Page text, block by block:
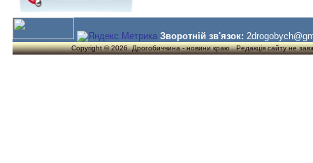
Зворотній зв'язок:
Copyright © 2026. Дрогобиччина - новини краю . Редакція сайту не